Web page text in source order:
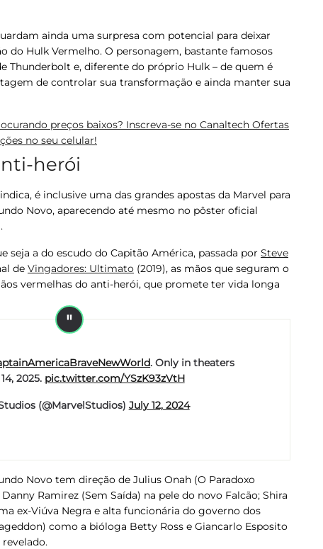
ainda uma surpresa com potencial para deixar
do Hulk Vermelho. O personagem, bastante famosos
Thunderbolt e, diferente do próprio Hulk – de quem é
de controlar sua transformação e ainda manter sua
preços baixos? Inscreva-se no Canaltech Ofertas
no seu celular!
herói
é inclusive uma das grandes apostas da Marvel para
Novo, aparecendo até mesmo no pôster oficial
seja a do escudo do Capitão América, passada por Steve
de Vingadores: Ultimato (2019), as mãos que seguram o
vermelhas do anti-herói, que promete ter vida longa
. Only in theaters
2025. pic.twitter.com/YSzK93zVtH
(@MarvelStudios) July 12, 2024
Novo tem direção de Julius Onah (O Paradoxo
Ramirez (Sem Saída) na pele do novo Falcão; Shira
ex-Viúva Negra e alta funcionária do governo dos
) como a bióloga Betty Ross e Giancarlo Esposito